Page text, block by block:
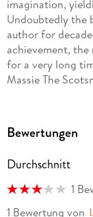
He died in
imagination,
Undoubtedly the
author for
achievement,
for a very long
Massie The
Bewertungen
Durchschnitt
1
1 Bewertung von